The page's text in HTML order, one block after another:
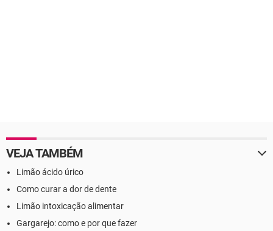
VEJA TAMBÉM
Limão ácido úrico
Como curar a dor de dente
Limão intoxicação alimentar
Gargarejo: como e por que fazer